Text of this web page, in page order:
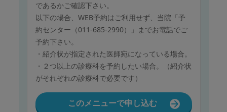
であるかご確認下さい。
以下の場合、WEB予約はご利用せず、当院「予
約センター（011-685-2990）」までお電話でご
予約下さい。
・紹介状が指定された医師宛になっている場合。
・２つ以上の診療科を予約したい場合。（紹介状
がそれぞれの診療科で必要です）
このメニューで申し込む